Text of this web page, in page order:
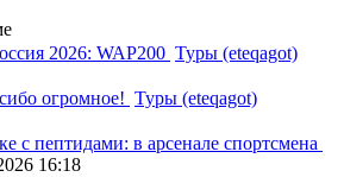
2026: WAP200 Туры (eteqagot)
огромное! Туры (eteqagot)
с пептидами: в арсенале спортсмена
16:18